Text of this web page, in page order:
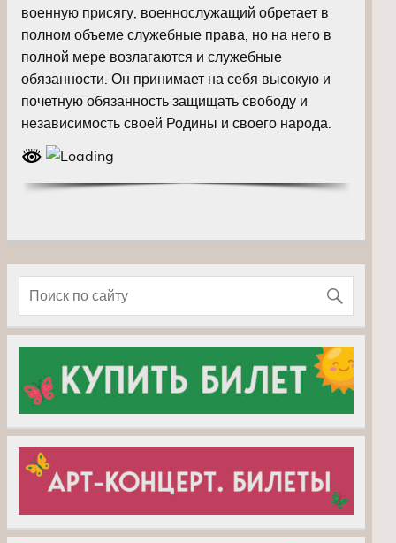
военную присягу, военнослужащий обретает в
полном объеме служебные права, но на него в
полной мере возлагаются и служебные
обязанности. Он принимает на себя высокую и
почетную обязанность защищать свободу и
независимость своей Родины и своего народа.